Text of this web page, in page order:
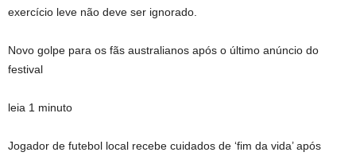
exercício leve não deve ser ignorado.
Novo golpe para os fãs australianos após o último anúncio do
festival
leia 1 minuto
Jogador de futebol local recebe cuidados de ‘fim da vida’ após